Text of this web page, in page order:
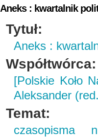
Aneks : kwartalnik
Tytuł:
Aneks :
Współtwórca:
[Polskie Koło
Aleksander
Temat:
czasopisma